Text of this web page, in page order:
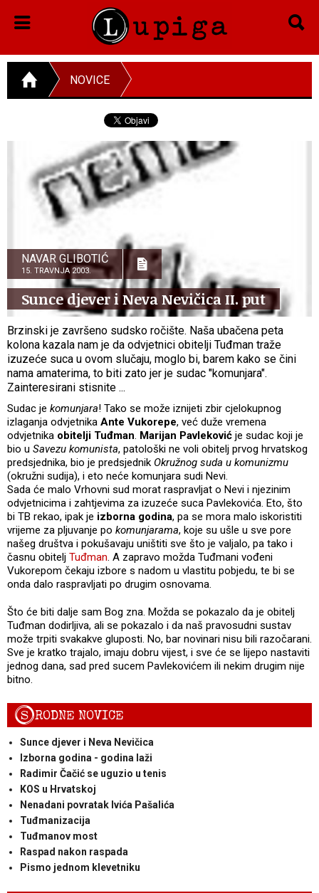
NOVICE
NAVAR GLIBOTIĆ
15. TRAVNJA 2003.
Sunce djever i Neva Nevičica II. put
Brzinski je završeno sudsko ročište. Naša ubačena peta
kolona kazala nam je da odvjetnici obitelji Tuđman traže
izuzeće suca u ovom slučaju, moglo bi, barem kako se čini
nama amaterima, to biti zato jer je sudac "komunjara".
Zainteresirani stisnite ...
Sudac je komunjara! Tako se može iznijeti zbir cjelokupnog
izlaganja odvjetnika Ante Vukorepe, već duže vremena
odvjetnika obitelji Tuđman. Marijan Pavleković je sudac koji je
bio u Savezu komunista, patološki ne voli obitelj prvog hrvatskog
predsjednika, bio je predsjednik Okružnog suda u komunizmu
(okružni sudija), i eto neće komunjara sudi Nevi.
Sada će malo Vrhovni sud morat raspravljat o Nevi i njezinim
odvjetnicima i zahtjevima za izuzeće suca Pavlekovića. Eto, što
bi TB rekao, ipak je izborna godina, pa se mora malo iskoristiti
vrijeme za pljuvanje po komunjarama, koje su ušle u sve pore
našeg društva i pokušavaju uništiti sve što je valjalo, pa tako i
časnu obitelj Tuđman. A zapravo možda Tuđmani vođeni
Vukorepom čekaju izbore s nadom u vlastitu pobjedu, te bi se
onda dalo raspravljati po drugim osnovama.
Što će biti dalje sam Bog zna. Možda se pokazalo da je obitelj
Tuđman dodirljiva, ali se pokazalo i da naš pravosudni sustav
može trpiti svakakve gluposti. No, bar novinari nisu bili razočarani.
Sve je kratko trajalo, imaju dobru vijest, i sve će se lijepo nastaviti
jednog dana, sad pred sucem Pavlekovićem ili nekim drugim nije
bitno.
SRODNE NOVICE
Sunce djever i Neva Nevičica
Izborna godina - godina laži
Radimir Čačić se uguzio u tenis
KOS u Hrvatskoj
Nenadani povratak Ivića Pašalića
Tuđmanizacija
Tuđmanov most
Raspad nakon raspada
Pismo jednom klevetniku